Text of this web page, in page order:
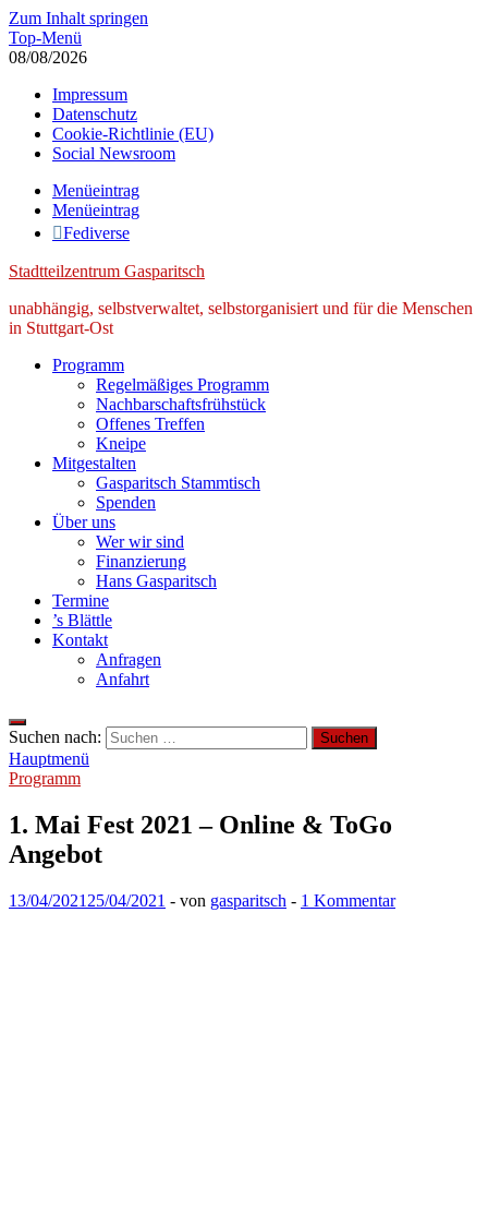
Zum Inhalt springen
Top-Menü
08/08/2026
Impressum
Datenschutz
Cookie-Richtlinie (EU)
Social Newsroom
Menüeintrag
Menüeintrag
Fediverse
Stadtteilzentrum Gasparitsch
unabhängig, selbstverwaltet, selbstorganisiert und für die Menschen
in Stuttgart-Ost
Programm
Regelmäßiges Programm
Nachbarschaftsfrühstück
Offenes Treffen
Kneipe
Mitgestalten
Gasparitsch Stammtisch
Spenden
Über uns
Wer wir sind
Finanzierung
Hans Gasparitsch
Termine
’s Blättle
Kontakt
Anfragen
Anfahrt
Suchen nach:
Hauptmenü
Programm
1. Mai Fest 2021 – Online & ToGo
Angebot
13/04/2021 25/04/2021 - von gasparitsch - 1 Kommentar